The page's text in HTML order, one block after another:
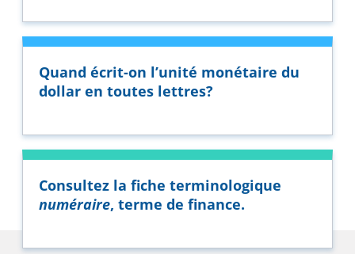
Quand écrit-on l’unité monétaire du
dollar en toutes lettres?
Consultez la fiche terminologique
numéraire, terme de finance.